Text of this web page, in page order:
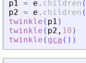
p1 = e . children (
p2 = e . children (
twinkle ( p1 )
twinkle ( p2 , 10 )
twinkle ( gca ( ) )